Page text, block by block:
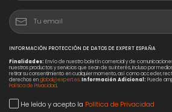
INFORMACIÓN PROTECCIÓN DE DATOS DE EXPERT ESPAÑA
Finalidades: Envío de nuestro boletín comercial y de
nuestros productos y servicios que sean de su interés, incluso por
retirar su consentimiento en cualquier momento, así como acceder,
derechos englobal@expert.es.Información Adicional: Puede
Política de Privacidad.
He leído y acepto la Política de Privacidad